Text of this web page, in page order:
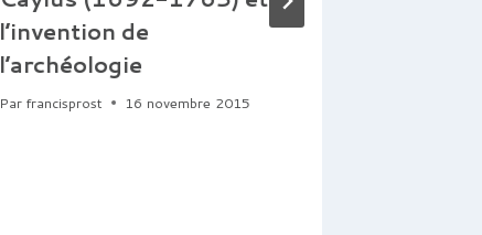
l’invention de
l’archéologie
Par francisprost 16 novembre 2015